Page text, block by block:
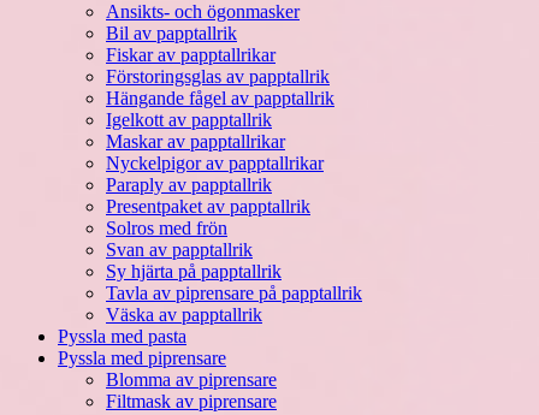
Ansikts- och ögonmasker
Bil av papptallrik
Fiskar av papptallrikar
Förstoringsglas av papptallrik
Hängande fågel av papptallrik
Igelkott av papptallrik
Maskar av papptallrikar
Nyckelpigor av papptallrikar
Paraply av papptallrik
Presentpaket av papptallrik
Solros med frön
Svan av papptallrik
Sy hjärta på papptallrik
Tavla av piprensare på papptallrik
Väska av papptallrik
Pyssla med pasta
Pyssla med piprensare
Blomma av piprensare
Filtmask av piprensare